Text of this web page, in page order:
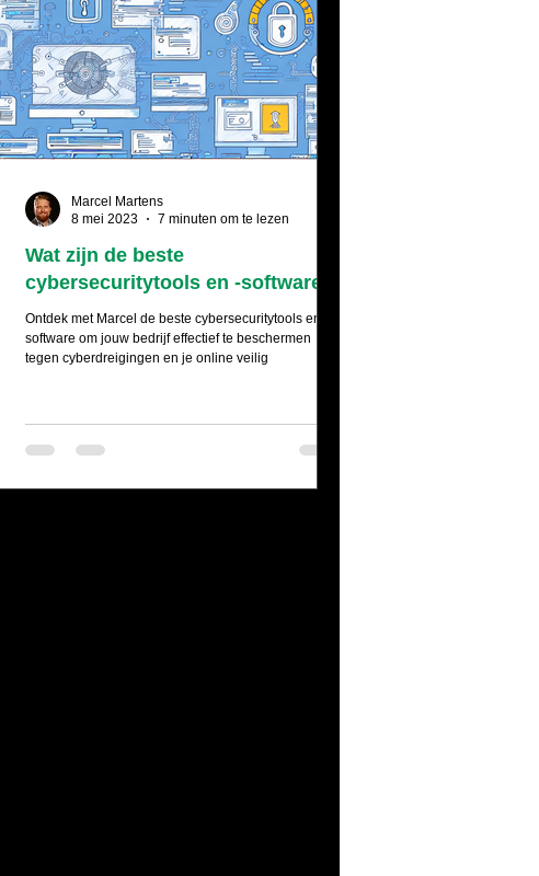
Wat zijn de beste
cybersecuritytools en -software?
Ontdek met Marcel de beste cybersecuritytools en -
software om jouw bedrijf effectief te beschermen
tegen cyberdreigingen en je online veilig
Marcel Martens
8 mei 2023
7 minuten om te lezen